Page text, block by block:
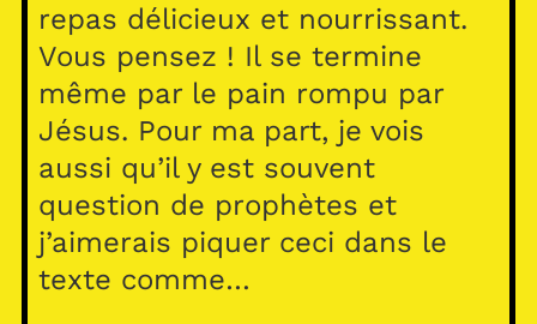
repas délicieux et nourrissant.
Vous pensez ! Il se termine
même par le pain rompu par
Jésus. Pour ma part, je vois
aussi qu’il y est souvent
question de prophètes et
j’aimerais piquer ceci dans le
texte comme…